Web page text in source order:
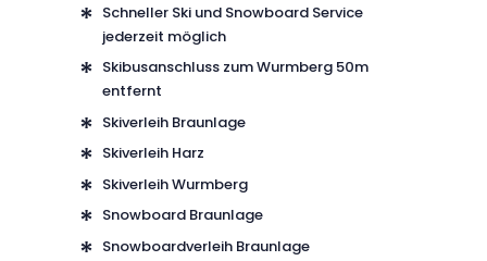
Schneller Ski und Snowboard Service
jederzeit möglich
Skibusanschluss zum Wurmberg 50m
entfernt
Skiverleih Braunlage
Skiverleih Harz
Skiverleih Wurmberg
Snowboard Braunlage
Snowboardverleih Braunlage